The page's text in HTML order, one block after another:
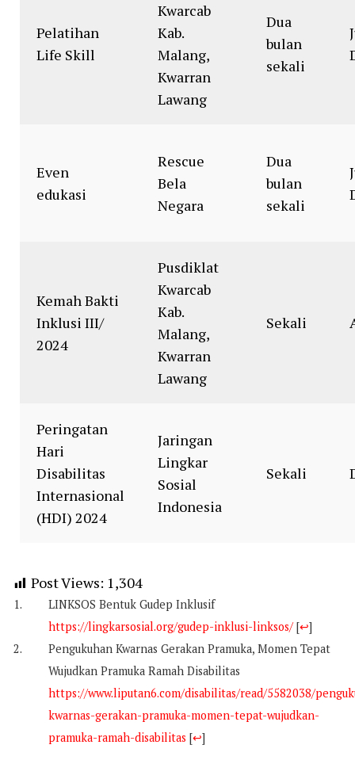
Pelatihan
Life Skill
Kwarcab
Kab.
Malang,
Kwarran
Lawang
Dua
bulan
sekali
Even
edukasi
Rescue
Bela
Negara
Dua
bulan
sekali
Kemah Bakti
Inklusi III/
2024
Pusdiklat
Kwarcab
Kab.
Malang,
Kwarran
Lawang
Sekali
Peringatan
Hari
Disabilitas
Internasional
(HDI) 2024
Jaringan
Lingkar
Sosial
Indonesia
Sekali
Post Views: 1,304
LINKSOS Bentuk Gudep Inklusif
https://lingkarsosial.org/gudep-inklusi-linksos/[↩]
Pengukuhan Kwarnas Gerakan Pramuka, Momen Tepat
Wujudkan Pramuka Ramah Disabilitas
https://www.liputan6.com/disabilitas/read/5582038/
kwarnas-gerakan-pramuka-momen-tepat-wujudkan-
pramuka-ramah-disabilitas [↩]